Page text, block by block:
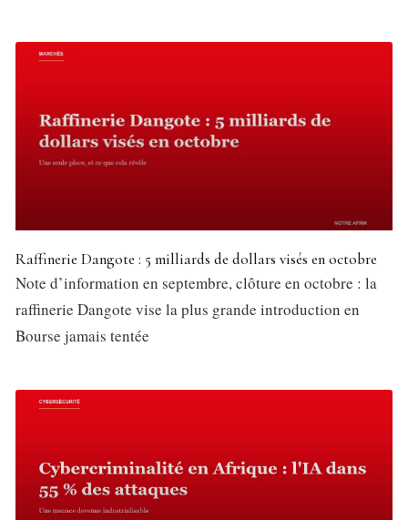
Raffinerie Dangote : 5 milliards de dollars visés en octobre
Note d’information en septembre, clôture en octobre : la
raffinerie Dangote vise la plus grande introduction en
Bourse jamais tentée